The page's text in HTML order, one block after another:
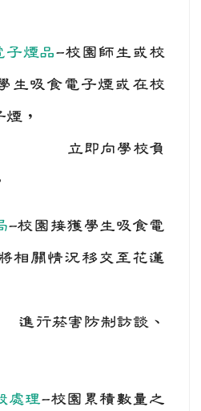
子煙品-校園師生或校
生吸食電子煙或在校
，
學校負
-校園接獲學生吸食電
相關情況移交 至花蓮
防制訪談、
處理-校園累積數量之